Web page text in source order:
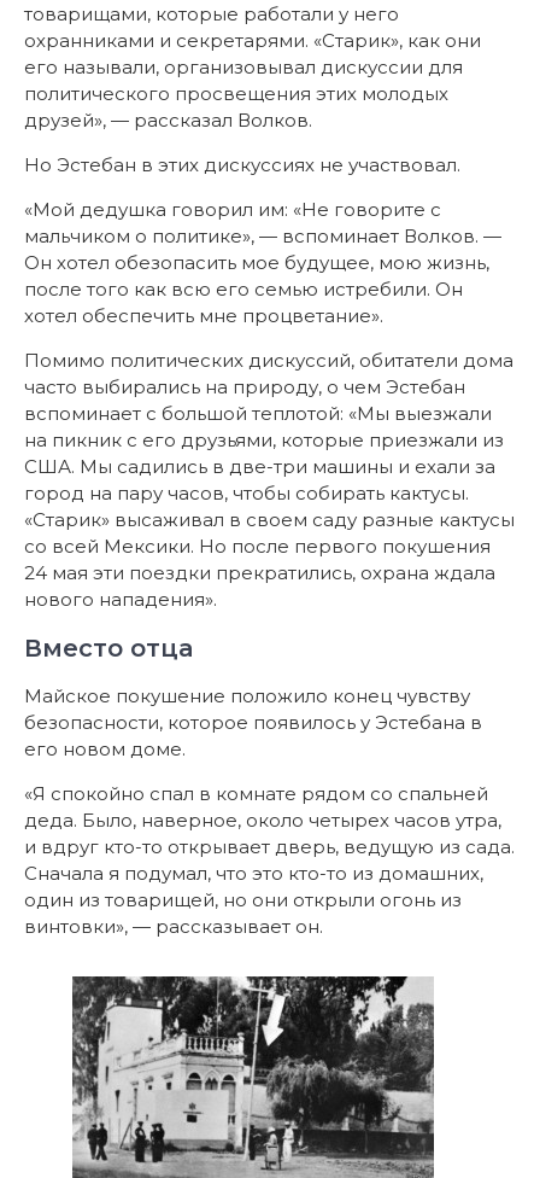
товарищами, которые работали у него
охранниками и секретарями. «Старик», как они
его называли, организовывал дискуссии для
политического просвещения этих молодых
друзей», — рассказал Волков.
Но Эстебан в этих дискуссиях не участвовал.
«Мой дедушка говорил им: «Не говорите с
мальчиком о политике», — вспоминает Волков. —
Он хотел обезопасить мое будущее, мою жизнь,
после того как всю его семью истребили. Он
хотел обеспечить мне процветание».
Помимо политических дискуссий, обитатели дома
часто выбирались на природу, о чем Эстебан
вспоминает с большой теплотой: «Мы выезжали
на пикник с его друзьями, которые приезжали из
США. Мы садились в две-три машины и ехали за
город на пару часов, чтобы собирать кактусы.
«Старик» высаживал в своем саду разные кактусы
со всей Мексики. Но после первого покушения
24 мая эти поездки прекратились, охрана ждала
нового нападения».
Вместо отца
Майское покушение положило конец чувству
безопасности, которое появилось у Эстебана в
его новом доме.
«Я спокойно спал в комнате рядом со спальней
деда. Было, наверное, около четырех часов утра,
и вдруг кто-то открывает дверь, ведущую из сада.
Сначала я подумал, что это кто-то из домашних,
один из товарищей, но они открыли огонь из
винтовки», — рассказывает он.